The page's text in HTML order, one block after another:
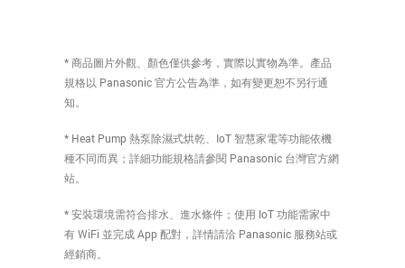
* 商品圖片外觀、顏色僅供參考，實際以實物為準。產品
規格以 Panasonic 官方公告為準，如有變更恕不另行通
知。
* Heat Pump 熱泵除濕式烘乾、IoT 智慧家電等功能依機
種不同而異；詳細功能規格請參閱 Panasonic 台灣官方網
站。
* 安裝環境需符合排水、進水條件；使用 IoT 功能需家中
有 WiFi 並完成 App 配對，詳情請洽 Panasonic 服務站或
經銷商。